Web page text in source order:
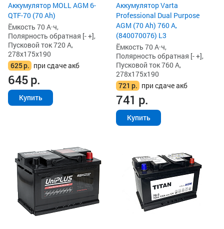
Аккумулятор MOLL AGM 6-
QTF-70 (70 Ah)
Ёмкость 70 А·ч,
Полярность обратная [- +],
Пусковой ток 720 А,
278x175x190
625р. при сдаче акб
645р.
Купить
Аккумулятор Varta
Professional Dual Purpose
AGM (70 Ah) 760 А,
(840070076) L3
Ёмкость 70 А·ч,
Полярность обратная [- +],
Пусковой ток 760 А,
278x175x190
721 р. при сдаче акб
741 р.
Купить